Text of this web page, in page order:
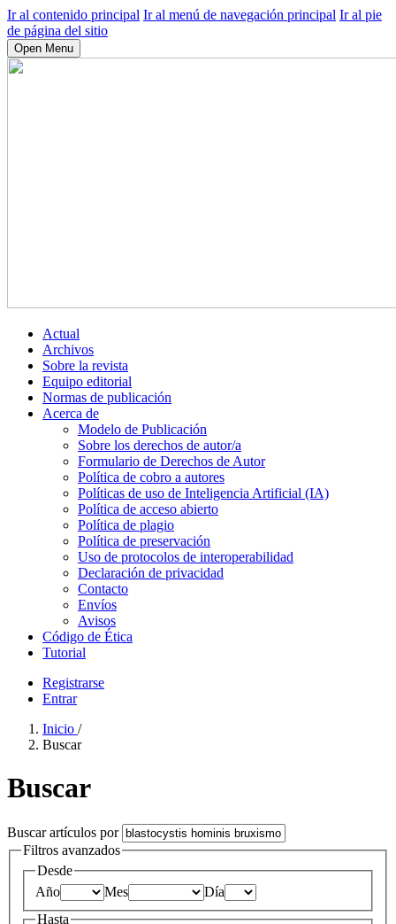
Ir al contenido principal Ir al menú de navegación principal Ir al pie
de página del sitio
Open Menu
Actual
Archivos
Sobre la revista
Equipo editorial
Normas de publicación
Acerca de
Modelo de Publicación
Sobre los derechos de autor/a
Formulario de Derechos de Autor
Política de cobro a autores
Políticas de uso de Inteligencia Artificial (IA)
Política de acceso abierto
Política de plagio
Política de preservación
Uso de protocolos de interoperabilidad
Declaración de privacidad
Contacto
Envíos
Avisos
Código de Ética
Tutorial
Registrarse
Entrar
Inicio /
Buscar
Buscar
Buscar artículos por
Filtros avanzados
Desde
Año
Mes
Día
Hasta